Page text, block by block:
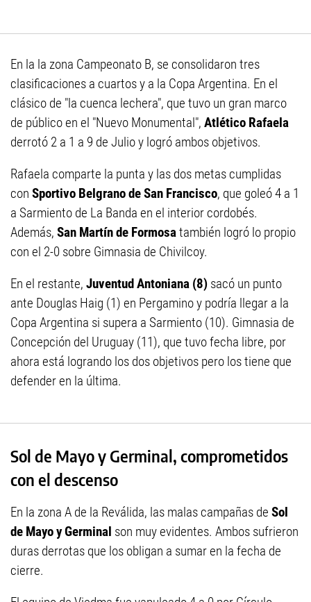
En la la zona Campeonato B, se consolidaron tres
clasificaciones a cuartos y a la Copa Argentina. En el
clásico de "la cuenca lechera", que tuvo un gran marco
de público en el "Nuevo Monumental", Atlético Rafaela
derrotó 2 a 1 a 9 de Julio y logró ambos objetivos.
Rafaela comparte la punta y las dos metas cumplidas
con Sportivo Belgrano de San Francisco, que goleó 4 a 1
a Sarmiento de La Banda en el interior cordobés.
Además, San Martín de Formosatambién logró lo propio
con el 2-0 sobre Gimnasia de Chivilcoy.
En el restante, Juventud Antoniana (8) sacó un punto
ante Douglas Haig (1) en Pergamino y podría llegar a la
Copa Argentina si supera a Sarmiento (10). Gimnasia de
Concepción del Uruguay (11), que tuvo fecha libre, por
ahora está logrando los dos objetivos pero los tiene que
defender en la última.
Sol de Mayo y Germinal, comprometidos
con el descenso
En la zona A de la Reválida, las malas campañas de Sol
de Mayo y Germinal son muy evidentes. Ambos sufrieron
duras derrotas que los obligan a sumar en la fecha de
cierre.